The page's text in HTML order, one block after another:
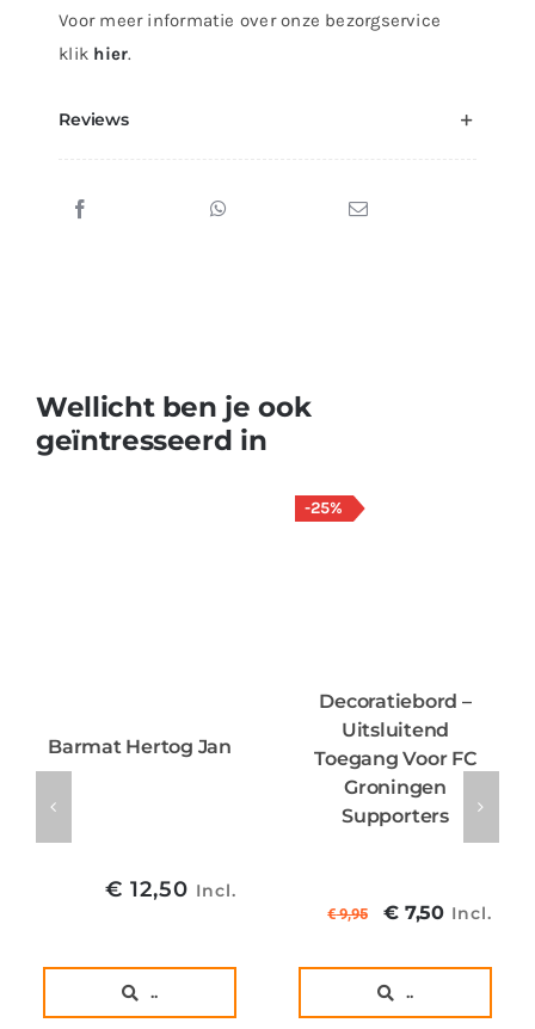
Voor meer informatie over onze bezorgservice
klik hier.
Reviews
Wellicht ben je ook
geïntresseerd in
Barmat Hertog Jan
€ 12,50 Incl.
..
-25%
Decoratiebord –
Uitsluitend
Toegang Voor FC
Groningen
Supporters
€9,95
was:
€ 9,95€ 8,22.
€ 7,50
is:
Incl.
..